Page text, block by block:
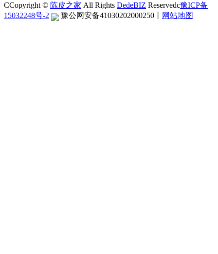
CCopyright © 陈皮之家 All Rights DedeBIZ Reservedc豫ICP备
15032248号-2
豫公网安备41030202000250 网站地图